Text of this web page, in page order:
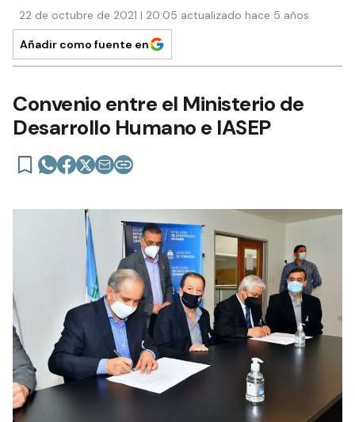
22 de octubre de 2021 | 20:05 actualizado hace 5 años
Añadir como fuente en
Convenio entre el Ministerio de
Desarrollo Humano e IASEP